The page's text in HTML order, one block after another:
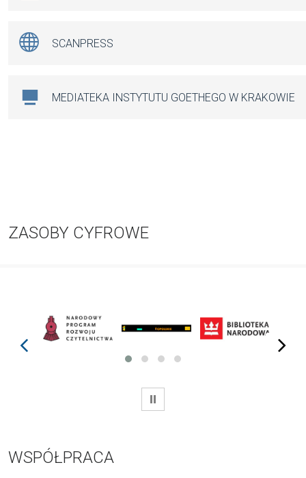
SCANPRESS
MEDIATEKA INSTYTUTU GOETHEGO W KRAKOWIE
ZASOBY CYFROWE
prev next
WSTRZYMAJ
WSPÓŁPRACA